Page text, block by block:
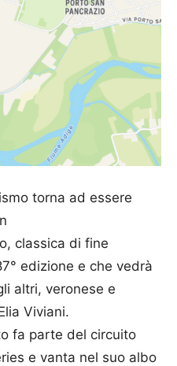
torna ad essere
, classica di fine
edizione e che vedrà
altri, veronese e
Viviani.
fa parte del circuito
e vanta nel suo albo